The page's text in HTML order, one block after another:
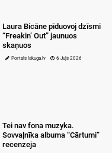
Laura Bicāne pīduovoj dzīsmi
“Freakin’ Out” jaunuos
skaņuos
Portals lakuga.lv 6 Juļs 2026
Tei nav fona muzyka.
Sovvaļnīka albuma “Cārtumi”
recenzeja